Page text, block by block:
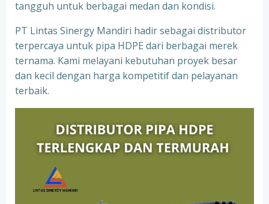
tangguh untuk berbagai medan dan kondisi.
PT Lintas Sinergy Mandiri hadir sebagai distributor
terpercaya untuk pipa HDPE dari berbagai merek
ternama. Kami melayani kebutuhan proyek besar
dan kecil dengan harga kompetitif dan pelayanan
terbaik.